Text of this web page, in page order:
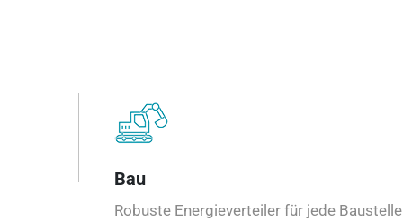
Bau
Robuste Energieverteiler für jede Baustelle